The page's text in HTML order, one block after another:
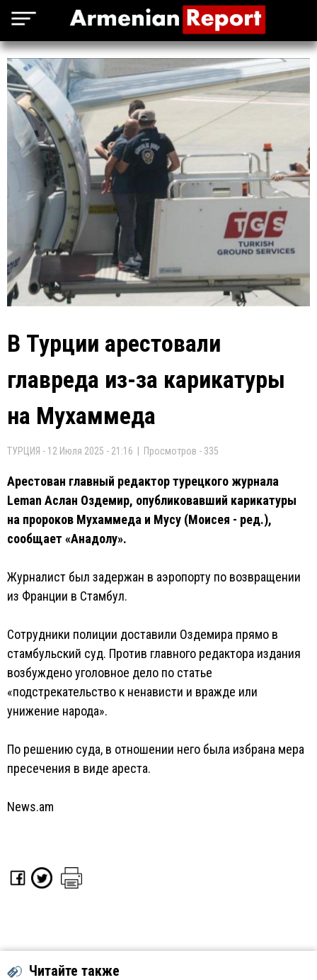
В Турции арестовали
главреда из-за карикатуры
на Мухаммеда
ТУРЦИЯ - 12 Июля 2025 - 21:16 | Просмотров - 335
Арестован главный редактор турецкого журнала
Leman Аслан Оздемир, опубликовавший карикатуры
на пророков Мухаммеда и Мусу (Моисея - ред.),
сообщает «Анадолу».
Журналист был задержан в аэропорту по возвращении
из Франции в Стамбул.
Сотрудники полиции доставили Оздемира прямо в
стамбульский суд. Против главного редактора издания
возбуждено уголовное дело по статье
«подстрекательство к ненависти и вражде или
унижение народа».
По решению суда, в отношении него была избрана мера
пресечения в виде ареста.
News.am
Читайте также